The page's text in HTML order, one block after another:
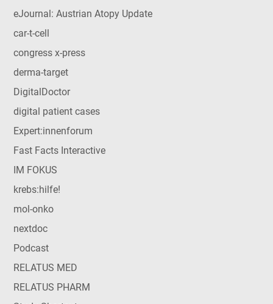
eJournal: Austrian Atopy Update
car-t-cell
congress x-press
derma-target
DigitalDoctor
digital patient cases
Expert:innenforum
Fast Facts Interactive
IM FOKUS
krebs:hilfe!
mol-onko
nextdoc
Podcast
RELATUS MED
RELATUS PHARM